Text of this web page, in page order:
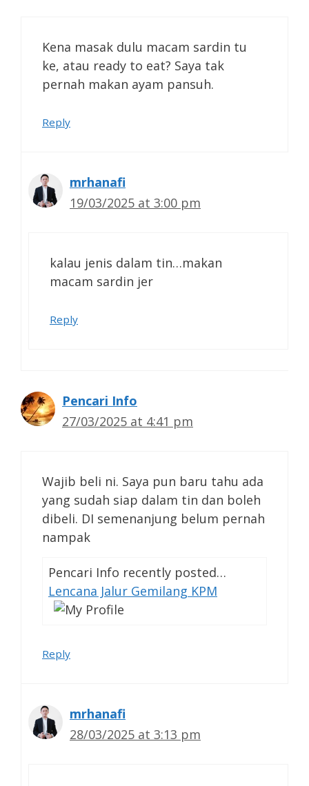
Kena masak dulu macam sardin tu
ke, atau ready to eat? Saya tak
pernah makan ayam pansuh.
Reply
mrhanafi
19/03/2025 at 3:00 pm
kalau jenis dalam tin…makan
macam sardin jer
Reply
Pencari Info
27/03/2025 at 4:41 pm
Wajib beli ni. Saya pun baru tahu ada
yang sudah siap dalam tin dan boleh
dibeli. DI semenanjung belum pernah
nampak
Pencari Info recently posted…
Lencana Jalur Gemilang KPM
Reply
mrhanafi
28/03/2025 at 3:13 pm